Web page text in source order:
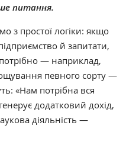
питання.
з простої логіки: якщо
й запитати,
— наприклад,
певного сорту —
«Нам потрібна вся
додатковий дохід,
діяльність —